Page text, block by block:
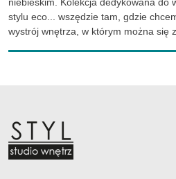
stylu eco... wszędzie tam, gdzie
wystrój wnętrza, w którym można się